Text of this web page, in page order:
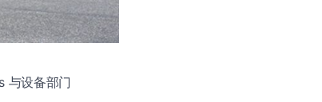
与设备部门